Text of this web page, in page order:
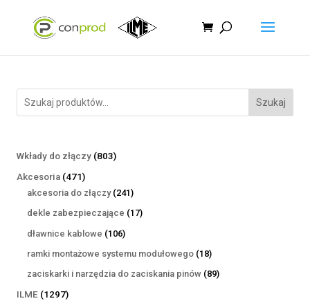
Szukaj
Wkłady do złączy 803803
Akcesoria 471471
produktów
akcesoria do złączy 241241
produktów
dekle zabezpieczające 1717
dławnice kablowe 106106
produktów
ramki montażowe systemu modułowego 1818
produktów
zaciskarki i narzędzia do zaciskania pinów 8989
ILME 12971297